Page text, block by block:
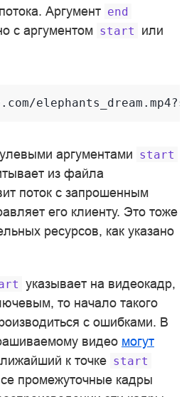
Аргумент end
с аргументом start
или
аргументами start
из файла
поток с запрошенным
его клиенту. Это тоже
ресурсов, как указано
указывает на видеокадр,
то начало такого
с ошибками. В
видео могут
к точке start
промежуточные кадры